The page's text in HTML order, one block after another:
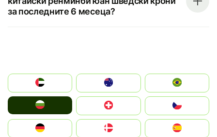
за последните 6 месеца?
الإمارات العربية المتحدة
Switzerland
Deutschland